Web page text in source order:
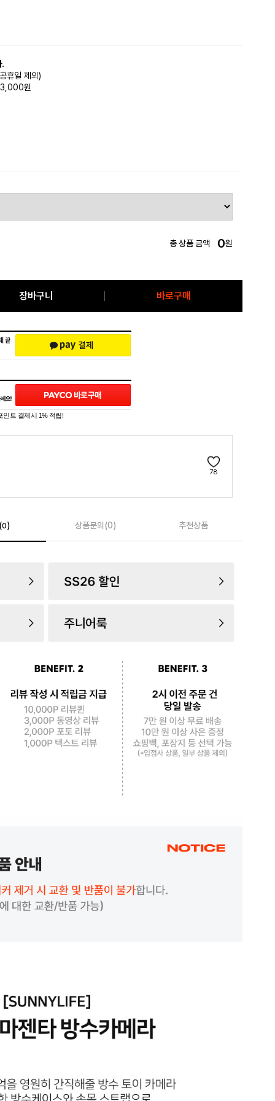
.
휴일 제외)
원
총 상품 금액 0원
장바구니 바로구매
페
PAYCO 바로구매
인트 결제시 1% 적립!
78
0) 상품문의(0) 추천상품